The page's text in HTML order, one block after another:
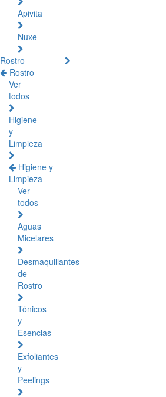
Apivita
Nuxe
Rostro
Rostro
Ver
todos
Higiene
y
Limpieza
Higiene y
Limpieza
Ver
todos
Aguas
Micelares
Desmaquillantes
de
Rostro
Tónicos
y
Esencias
Exfoliantes
y
Peelings